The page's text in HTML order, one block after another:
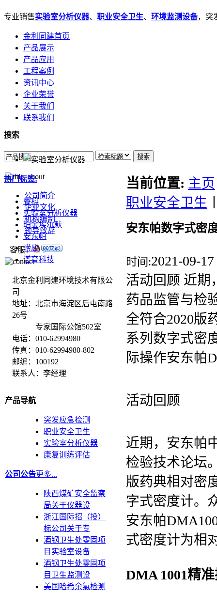
专业销售实验室分析仪器、 职业安全卫生、 环境监测设备，突
金利同建首页
产品展示
产品应用
工程案例
资讯中心
企业荣誉
关于我们
联系我们
搜索
搜索
热门标签:
睿科
实验室分析仪器
珀金埃尔默
安东帕
崂应
谱育科技
公司简介
企业文化
机构编制
领导致辞
客服：
北京金利同建环境技术有限公
司
地址：北京市海淀区后屯南路
26号
专家国际公馆502室
电话：010-62994980
传真：010-62994980-802
邮编：100192
联系人：李经理
产品导航
突发应急检测
职业安全卫生
实验室分析仪器
康复训练评估
公司公告更多...
陕西煤矿安全监察
局关于仪器设
浙江国际招（投）
标公司关于专
酒钢卫生处零固项
目实验室设备
酒钢卫生处零固项
目卫生监测设
美国哈希余氯检测
当前位置: 主页
职业安全卫生
安东帕数字式密
时间:2021-09-
活动回顾 近期
药品监管与检
全符合2020版
系列数字式密
际操作安东帕
活动回顾
近期，安东帕
检验技术论坛
版药典相对密
字式密度计。
安东帕
式密度计为相
DMA 1001精